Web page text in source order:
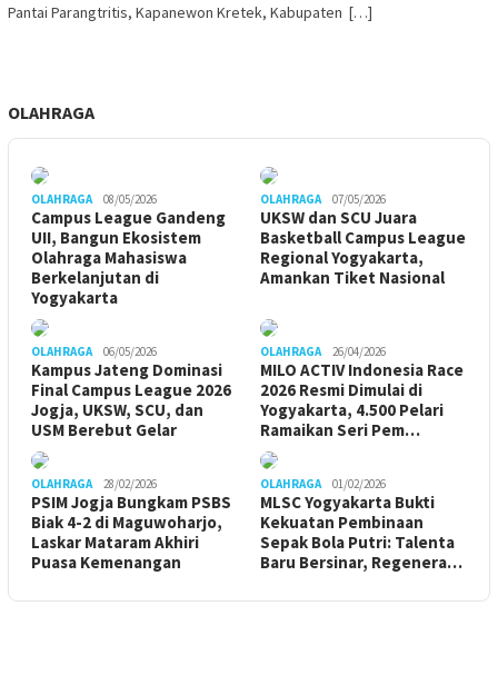
Pantai Parangtritis, Kapanewon Kretek, Kabupaten […]
OLAHRAGA
OLAHRAGA 08/05/2026
Campus League Gandeng
UII, Bangun Ekosistem
Olahraga Mahasiswa
Berkelanjutan di
Yogyakarta
OLAHRAGA 07/05/2026
UKSW dan SCU Juara
Basketball Campus League
Regional Yogyakarta,
Amankan Tiket Nasional
OLAHRAGA 06/05/2026
Kampus Jateng Dominasi
Final Campus League 2026
Jogja, UKSW, SCU, dan
USM Berebut Gelar
OLAHRAGA 26/04/2026
MILO ACTIV Indonesia Race
2026 Resmi Dimulai di
Yogyakarta, 4.500 Pelari
Ramaikan Seri Pem…
OLAHRAGA 28/02/2026
PSIM Jogja Bungkam PSBS
Biak 4-2 di Maguwoharjo,
Laskar Mataram Akhiri
Puasa Kemenangan
OLAHRAGA 01/02/2026
MLSC Yogyakarta Bukti
Kekuatan Pembinaan
Sepak Bola Putri: Talenta
Baru Bersinar, Regenera…